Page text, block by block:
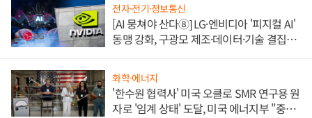
전자·전기·정보통신
[AI 뭉쳐야 산다⑧] LG·엔비디아 '피지컬 AI'
동맹 강화, 구광모 제조·데이터·기술 결집
화학·에너지
'한수원 협력사' 미국 오클로 SMR 연구용 원
자로 '임계 상태' 도달, 미국 에너지부 "중요